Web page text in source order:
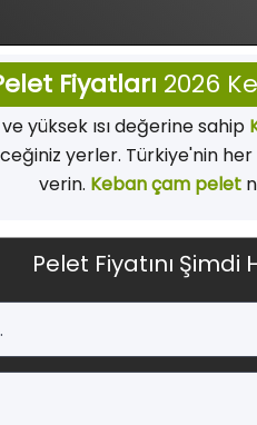
Fiyatları 2026
yüksek ısı değerine sahip
yerler. Türkiye'nin
verin. Keban çam pelet
Pelet Fiyatını Şimdi